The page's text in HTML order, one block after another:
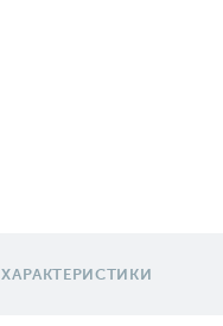
ХАРАКТЕРИСТИКИ